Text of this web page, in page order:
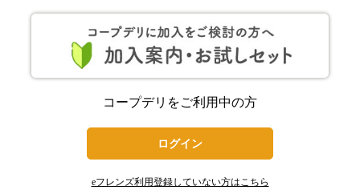
コープデリをご利用中の方
ログイン
eフレンズ利用登録していない方はこちら